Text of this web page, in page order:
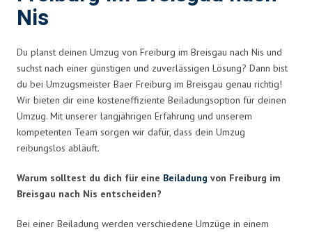
Nis
Du planst deinen Umzug von Freiburg im Breisgau nach Nis und
suchst nach einer günstigen und zuverlässigen Lösung? Dann bist
du bei Umzugsmeister Baer Freiburg im Breisgau genau richtig!
Wir bieten dir eine kosteneffiziente Beiladungsoption für deinen
Umzug. Mit unserer langjährigen Erfahrung und unserem
kompetenten Team sorgen wir dafür, dass dein Umzug
reibungslos abläuft.
Warum solltest du dich für eine Beiladung von Freiburg im
Breisgau nach Nis entscheiden?
Bei einer Beiladung werden verschiedene Umzüge in einem